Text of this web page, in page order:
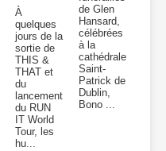
À
quelques
jours de la
sortie de
THIS &
THAT et
du
lancement
du RUN
IT World
Tour, les
hu...
de Glen
Hansard,
célébrées
à la
cathédrale
Saint-
Patrick de
Dublin,
Bono ...